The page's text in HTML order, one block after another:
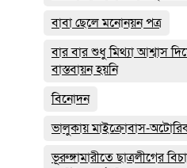
বাবা ছেলে মনোনয়ন পত্র
বার বার শুধু মিথ্যা আশ্বাস
বাস্তবায়ন হয়নি
বিনোদন
ভালুকায় মাইক্রোবাস-
ভূরুঙ্গামারীতে ছাত্রলীগের